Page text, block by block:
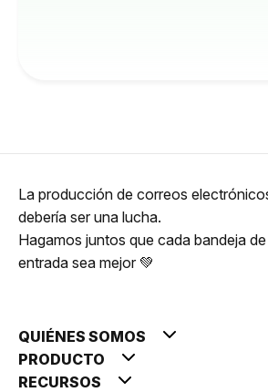
La producción de correos
debería ser una lucha.
Hagamos juntos que cada bandeja de
entrada sea mejor 💚
QUIÉNES SOMOS
PRODUCTO
RECURSOS